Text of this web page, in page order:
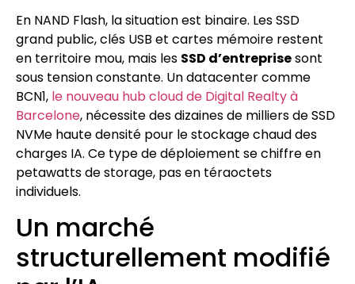
En NAND Flash, la situation est binaire. Les SSD
grand public, clés USB et cartes mémoire restent
en territoire mou, mais les SSD d’entreprisesont
sous tension constante. Un datacenter comme
BCN1, le nouveau hub cloud de Digital Realty à
Barcelone, nécessite des dizaines de milliers de SSD
NVMe haute densité pour le stockage chaud des
charges IA. Ce type de déploiement se chiffre en
petawatts de storage, pas en téraoctets
individuels.
Un marché
structurellement modifié